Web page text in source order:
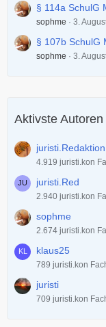
§ 114a SchulG
sophme 3.
§ 107b SchulG
sophme 3.
Aktivste Autoren
juristi.Redaktion
4.919 juristi.kon
juristi.Red
2.940 juristi.kon
sophme
2.674 juristi.kon
klaus25
789 juristi.kon
juristi
709 juristi.kon